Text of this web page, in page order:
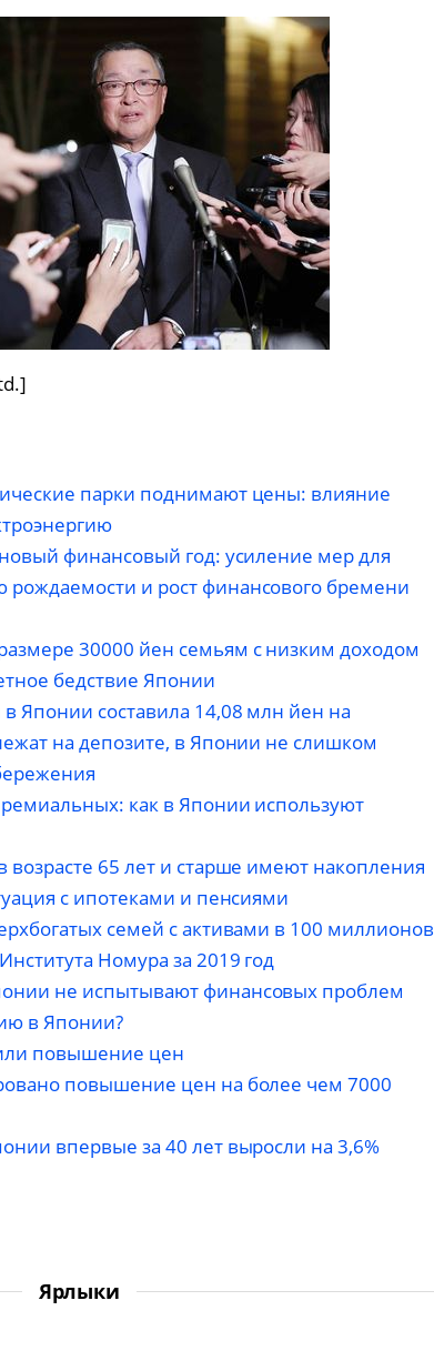
парки поднимают цены: влияние
финансовый год: усиление мер для
и рост финансового бремени
30000 йен семьям с низким доходом
бедствие Японии
Японии составила 14,08 млн йен на
на депозите, в Японии не слишком
как в Японии используют
возрасте 65 лет и старше имеют накопления
с ипотеками и пенсиями
семей с активами в 100 миллионов
Номура за 2019 год
не испытывают финансовых проблем
в Японии?
повышение цен
повышение цен на более чем 7000
впервые за 40 лет выросли на 3,6%
Ярлыки